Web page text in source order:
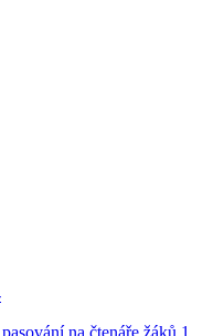
na čtenáře žáků 1.